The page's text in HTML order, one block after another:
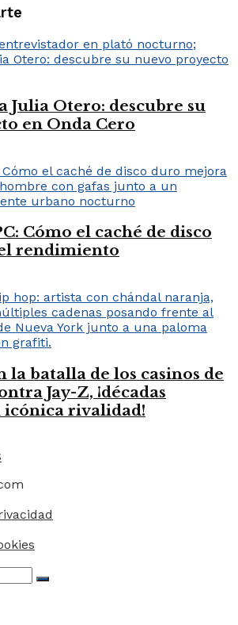
Julia Otero: descubre su
en Onda Cero
Cómo el caché de disco
rendimiento
la batalla de los casinos de
Jay-Z, ¡décadas
icónica rivalidad!